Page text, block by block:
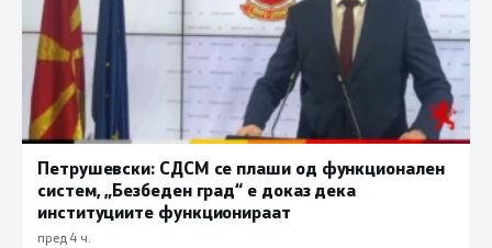
Петрушевски: СДСМ се плаши од функционален
систем, „Безбеден град“ е доказ дека
институциите функционираат
пред 4 ч.